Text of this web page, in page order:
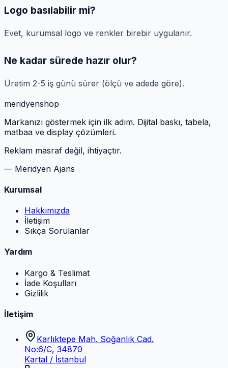
Logo basılabilir mi?
Evet, kurumsal logo ve renkler birebir uygulanır.
Ne kadar sürede hazır olur?
Üretim 2-5 iş günü sürer (ölçü ve adede göre).
meridyenshop
Markanızı göstermek için ilk adım. Dijital baskı, tabela,
matbaa ve display çözümleri.
Reklam masraf değil, ihtiyaçtır.
— Meridyen Ajans
Kurumsal
Hakkımızda
İletişim
Sıkça Sorulanlar
Yardım
Kargo & Teslimat
İade Koşulları
Gizlilik
İletişim
Karlıktepe Mah. Soğanlık Cad.
No:6/C, 34870
Kartal / İstanbul